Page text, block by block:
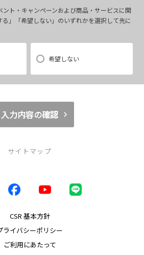
ット環境にてお申込みをお願いします。推奨
情報の不備や
更することがあります。変更した内容は本ペ
覧情報は、お客様の指定した販売店がお客様と
スをご提供する目的で、該当販売店に開示さ
ト・キャンペーンおよび商品・サービスに関
」「希望しない」のいずれかを選択して先に
希望しない
入力内容の確認
サイトマップ
CSR 基本方針
ライバシーポリシー
ご利用にあたって